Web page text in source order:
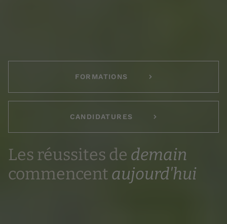
FORMATIONS
CANDIDATURES
Les réussites de demain
commencent aujourd'hui